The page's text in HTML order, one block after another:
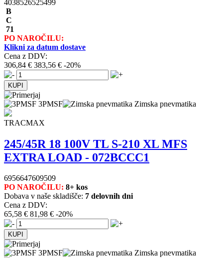
4038526525499
B
C
71
PO NAROČILU:
Klikni za datum dostave
Cena z DDV:
306,84 € 383,56 € -20%
3PMSF Zimska pnevmatika
TRACMAX
245/45R 18 100V TL S-210 XL MFS
EXTRA LOAD - 072BCCC1
6956647609509
PO NAROČILU: 8+ kos
Dobava v naše skladišče: 7 delovnih dni
Cena z DDV:
65,58 € 81,98 € -20%
3PMSF Zimska pnevmatika